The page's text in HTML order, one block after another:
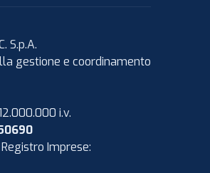
S.p.A.
gestione e coordinamento
i.v.
Imprese: